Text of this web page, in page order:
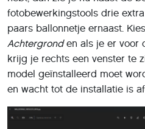
fotobewerkingstools drie
paars ballonnetje ernaast.
Achtergronden als je er voor
krijg je rechts een venster te
model geïnstalleerd moet
en wacht tot de installatie is